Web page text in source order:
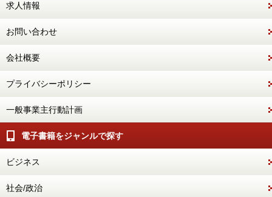
求人情報
お問い合わせ
会社概要
プライバシーポリシー
一般事業主行動計画
電子書籍をジャンルで探す
ビジネス
社会/政治